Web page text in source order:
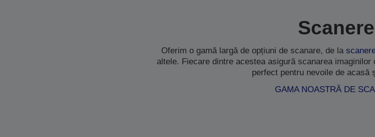
Scanere
Oferim o gamă largă de opțiuni de scanare, de la
altele. Fiecare dintre acestea asigură scanarea
perfect pentru nevoile de acasă
GAMA NOASTRĂ DE